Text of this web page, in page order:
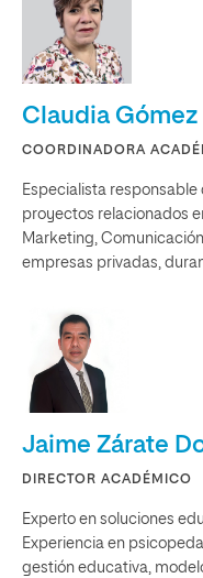
Claudia
COORDINADORA
Especialista
proyectos relacionados
Marketing,
empresas privadas,
Jaime Zárate
DIRECTOR ACADÉMICO
Experto en soluciones
Experiencia en
gestión educativa,